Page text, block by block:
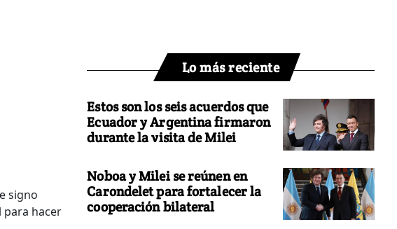
signo
para hacer
Lo más reciente
Estos son los seis acuerdos que
Ecuador y Argentina firmaron
durante la visita de Milei
Noboa y Milei se reúnen en
Carondelet para fortalecer la
cooperación bilateral